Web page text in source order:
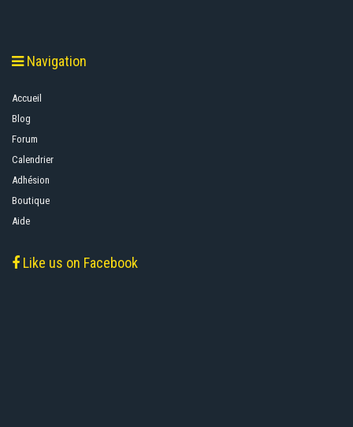
Navigation
Accueil
Blog
Forum
Calendrier
Adhésion
Boutique
Aide
Like us on Facebook